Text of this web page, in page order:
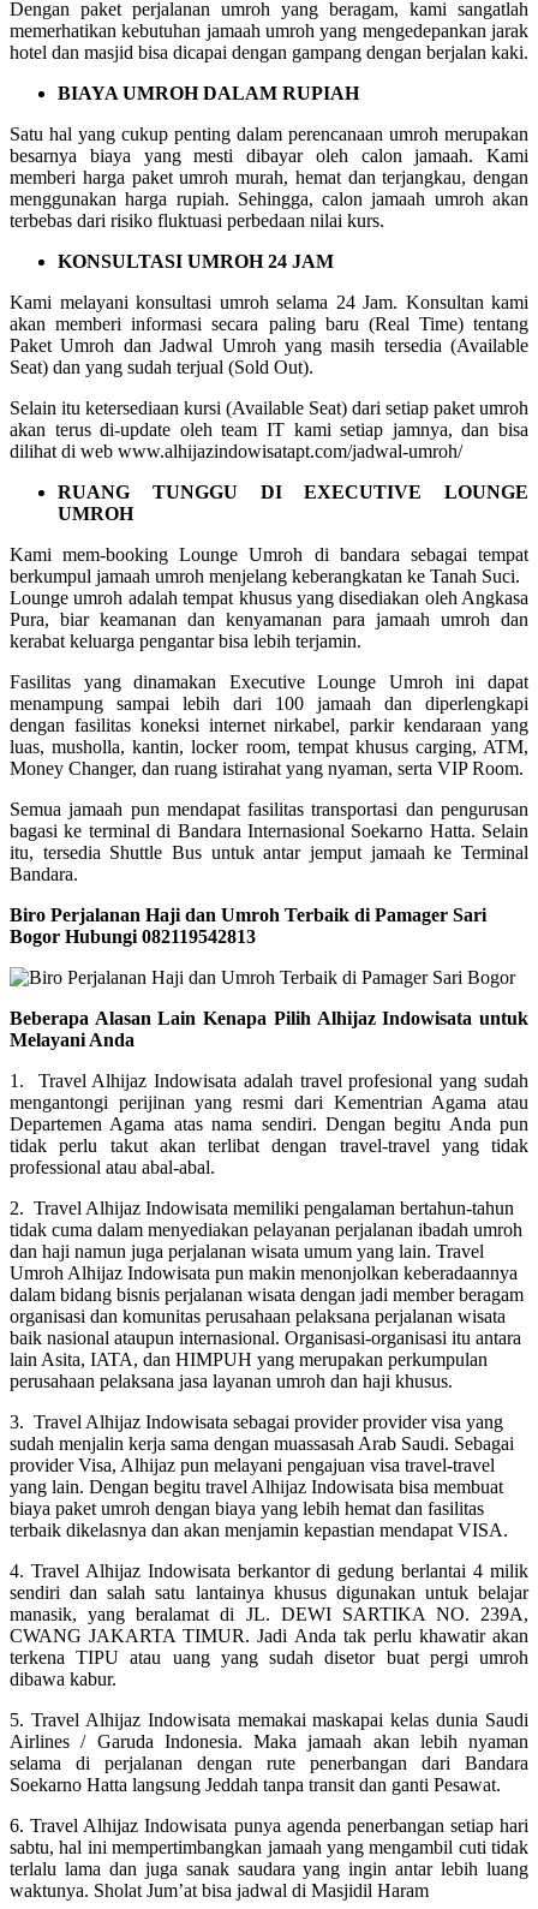
Dengan paket perjalanan umroh yang beragam, kami sangatlah
memerhatikan kebutuhan jamaah umroh yang mengedepankan jarak
hotel dan masjid bisa dicapai dengan gampang dengan berjalan kaki.
BIAYA UMROH DALAM RUPIAH
Satu hal yang cukup penting dalam perencanaan umroh merupakan
besarnya biaya yang mesti dibayar oleh calon jamaah. Kami
memberi harga paket umroh murah, hemat dan terjangkau, dengan
menggunakan harga rupiah. Sehingga, calon jamaah umroh akan
terbebas dari risiko fluktuasi perbedaan nilai kurs.
KONSULTASI UMROH 24 JAM
Kami melayani konsultasi umroh selama 24 Jam. Konsultan kami
akan memberi informasi secara paling baru (Real Time) tentang
Paket Umroh dan Jadwal Umroh yang masih tersedia (Available
Seat) dan yang sudah terjual (Sold Out).
Selain itu ketersediaan kursi (Available Seat) dari setiap paket umroh
akan terus di-update oleh team IT kami setiap jamnya, dan bisa
dilihat di web www.alhijazindowisatapt.com/jadwal-umroh/
RUANG TUNGGU DI EXECUTIVE LOUNGE
UMROH
Kami mem-booking Lounge Umroh di bandara sebagai tempat
berkumpul jamaah umroh menjelang keberangkatan ke Tanah Suci.
Lounge umroh adalah tempat khusus yang disediakan oleh Angkasa
Pura, biar keamanan dan kenyamanan para jamaah umroh dan
kerabat keluarga pengantar bisa lebih terjamin.
Fasilitas yang dinamakan Executive Lounge Umroh ini dapat
menampung sampai lebih dari 100 jamaah dan diperlengkapi
dengan fasilitas koneksi internet nirkabel, parkir kendaraan yang
luas, musholla, kantin, locker room, tempat khusus carging, ATM,
Money Changer, dan ruang istirahat yang nyaman, serta VIP Room.
Semua jamaah pun mendapat fasilitas transportasi dan pengurusan
bagasi ke terminal di Bandara Internasional Soekarno Hatta. Selain
itu, tersedia Shuttle Bus untuk antar jemput jamaah ke Terminal
Bandara.
Biro Perjalanan Haji dan Umroh Terbaik di Pamager Sari
Bogor Hubungi 082119542813
Beberapa Alasan Lain Kenapa Pilih Alhijaz Indowisata untuk
Melayani Anda
1. Travel Alhijaz Indowisata adalah travel profesional yang sudah
mengantongi perijinan yang resmi dari Kementrian Agama atau
Departemen Agama atas nama sendiri. Dengan begitu Anda pun
tidak perlu takut akan terlibat dengan travel-travel yang tidak
professional atau abal-abal.
2. Travel Alhijaz Indowisata memiliki pengalaman bertahun-tahun
tidak cuma dalam menyediakan pelayanan perjalanan ibadah umroh
dan haji namun juga perjalanan wisata umum yang lain. Travel
Umroh Alhijaz Indowisata pun makin menonjolkan keberadaannya
dalam bidang bisnis perjalanan wisata dengan jadi member beragam
organisasi dan komunitas perusahaan pelaksana perjalanan wisata
baik nasional ataupun internasional. Organisasi-organisasi itu antara
lain Asita, IATA, dan HIMPUH yang merupakan perkumpulan
perusahaan pelaksana jasa layanan umroh dan haji khusus.
3. Travel Alhijaz Indowisata sebagai provider provider visa yang
sudah menjalin kerja sama dengan muassasah Arab Saudi. Sebagai
provider Visa, Alhijaz pun melayani pengajuan visa travel-travel
yang lain. Dengan begitu travel Alhijaz Indowisata bisa membuat
biaya paket umroh dengan biaya yang lebih hemat dan fasilitas
terbaik dikelasnya dan akan menjamin kepastian mendapat VISA.
4. Travel Alhijaz Indowisata berkantor di gedung berlantai 4 milik
sendiri dan salah satu lantainya khusus digunakan untuk belajar
manasik, yang beralamat di JL. DEWI SARTIKA NO. 239A,
CWANG JAKARTA TIMUR. Jadi Anda tak perlu khawatir akan
terkena TIPU atau uang yang sudah disetor buat pergi umroh
dibawa kabur.
5. Travel Alhijaz Indowisata memakai maskapai kelas dunia Saudi
Airlines / Garuda Indonesia. Maka jamaah akan lebih nyaman
selama di perjalanan dengan rute penerbangan dari Bandara
Soekarno Hatta langsung Jeddah tanpa transit dan ganti Pesawat.
6. Travel Alhijaz Indowisata punya agenda penerbangan setiap hari
sabtu, hal ini mempertimbangkan jamaah yang mengambil cuti tidak
terlalu lama dan juga sanak saudara yang ingin antar lebih luang
waktunya. Sholat Jum’at bisa jadwal di Masjidil Haram